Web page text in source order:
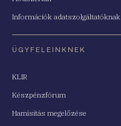
Információk adatszolgáltatóknak
ÜGYFELEINKNEK
KLIR
Készpénzfórum
Hamisítás megelőzése